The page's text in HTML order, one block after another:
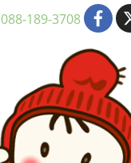
088-189-3708